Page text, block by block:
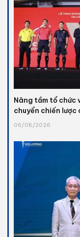
Nâng tầm tổ chức
chuyển chiến lược
06/08/2026